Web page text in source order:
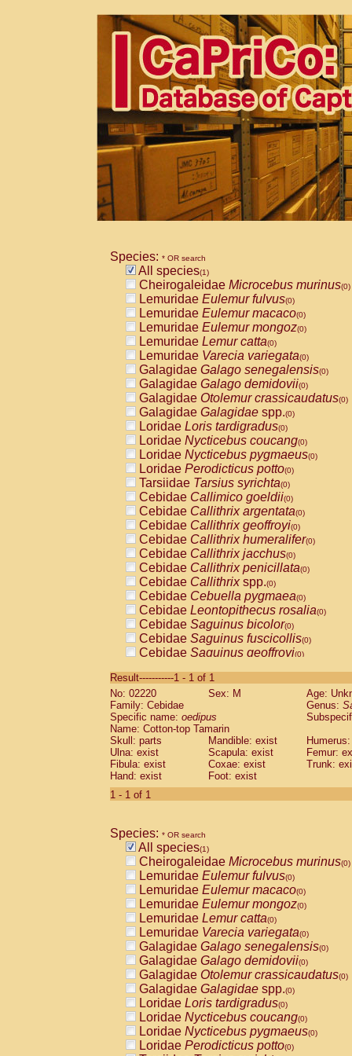
Species: * OR search
All species(1)
Cheirogaleidae Microcebus murinus(0)
Lemuridae Eulemur fulvus(0)
Lemuridae Eulemur macaco(0)
Lemuridae Eulemur mongoz(0)
Lemuridae Lemur catta(0)
Lemuridae Varecia variegata(0)
Galagidae Galago senegalensis(0)
Galagidae Galago demidovii(0)
Galagidae Otolemur crassicaudatus(0)
Galagidae Galagidae spp.(0)
Loridae Loris tardigradus(0)
Loridae Nycticebus coucang(0)
Loridae Nycticebus pygmaeus(0)
Loridae Perodicticus potto(0)
Tarsiidae Tarsius syrichta(0)
Cebidae Callimico goeldii(0)
Cebidae Callithrix argentata(0)
Cebidae Callithrix geoffroyi(0)
Cebidae Callithrix humeralifer(0)
Cebidae Callithrix jacchus(0)
Cebidae Callithrix penicillata(0)
Cebidae Callithrixspp.(0)
Cebidae Cebuella pygmaea(0)
Cebidae Leontopithecus rosalia(0)
Cebidae Saguinus bicolor(0)
Cebidae Saguinus fuscicollis(0)
Cebidae Saguinus geoffroyi(0)
CebidaeSaguinus labiatus(0)
Cebidae Saguinus leucopus (0)
Cebidae
CebidaeSaguinus mystax
Cebidae Saguinus nigricollis (0)
Cebidae Saguinus oedipus
Cebidae Saguinus weddelli
Cebidae Saguinusspp.
Cebidae
CebidaeCebus capucinus
CebidaeCebus nigrivittatus
CebidaeCebus spp.(0)
CebidaeSaimiri boliviensis(0)
CebidaeSaimiri sciureus(0)
AtelidaeAlouatta caraya(0)
AtelidaeAlouatta fusca(0)
AtelidaeAlouatta seniculus(0)
AtelidaeAlouattaspp.(0)
AtelidaeAteles belzebuth(0)
AtelidaeAteles geoffroyi(0)
AtelidaeAteles paniscus(0)
AtelidaeAtelesspp.(0)
AtelidaeLagothrix lagothricha(0)
AtelidaeLagothrix lagothricha cana
PitheciidaeCacajao calvus
Result-----------1 - 1 of 1
No: 02220
Sex: M
Age:
Family: Cebidae
Genus:
Specific name: oedipus
Name: Cotton-top Tamarin
Skull: parts
Mandible: exist
Ulna: exist
Scapula: exist
Femur:
Fibula: exist
Coxae: exist
Trunk:
Hand: exist
Foot: exist
1 - 1 of 1
Species: * OR search
All species(1)
Cheirogaleidae Microcebus murinus(0)
Lemuridae Eulemur fulvus(0)
Lemuridae Eulemur macaco(0)
Lemuridae Eulemur mongoz(0)
Lemuridae Lemur catta(0)
Lemuridae Varecia variegata(0)
Galagidae Galago senegalensis(0)
Galagidae Galago demidovii(0)
Galagidae Otolemur crassicaudatus(0)
Galagidae Galagidae spp.(0)
Loridae Loris tardigradus(0)
Loridae Nycticebus coucang(0)
Loridae Nycticebus pygmaeus(0)
Loridae Perodicticus potto(0)